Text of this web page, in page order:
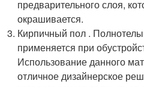
предварительного слоя,
окрашивается.
Кирпичный пол .
применяется при
Использование данного
отличное дизайнерское